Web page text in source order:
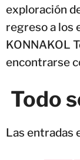
exploración
regreso a los
KONNAKOL
encontrarse
Todo
Las entradas